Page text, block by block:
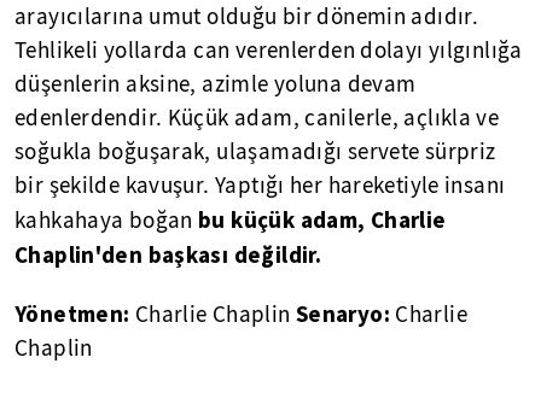
arayıcılarına umut olduğu bir dönemin adıdır.
Tehlikeli yollarda can verenlerden dolayı yılgınlığa
düşenlerin aksine, azimle yoluna devam
edenlerdendir. Küçük adam, canilerle, açlıkla ve
soğukla boğuşarak, ulaşamadığı servete sürpriz
bir şekilde kavuşur. Yaptığı her hareketiyle insanı
kahkahaya boğan bu küçük adam, Charlie
Chaplin'den başkası değildir.
Yönetmen: Charlie Chaplin Senaryo: Charlie
Chaplin